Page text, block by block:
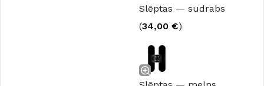
Slēptas — sudrabs
(34,00 €)